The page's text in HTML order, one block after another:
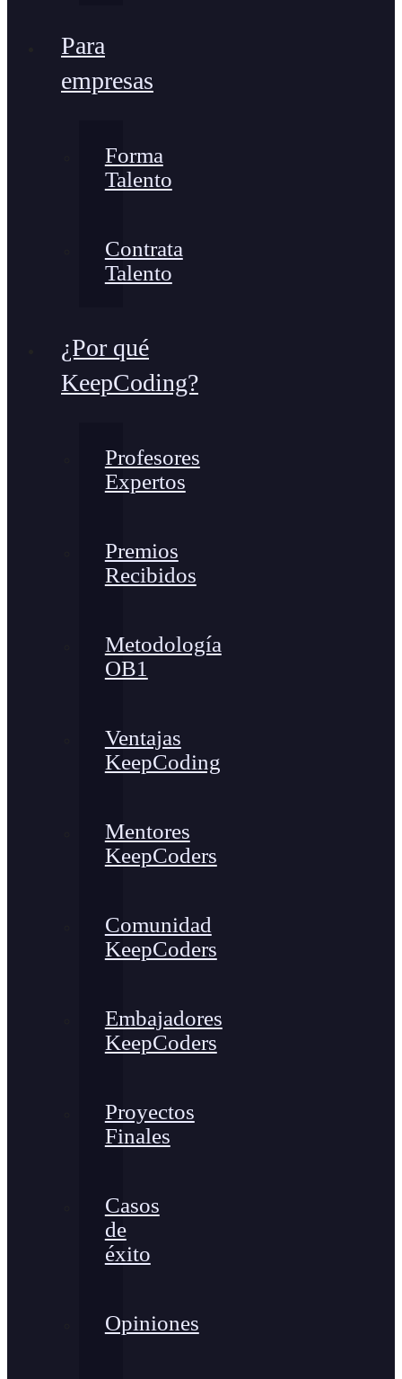
Para
empresas
Forma
Talento
Contrata
Talento
¿Por qué
KeepCoding?
Profesores
Expertos
Premios
Recibidos
Metodología
OB1
Ventajas
KeepCoding
Mentores
KeepCoders
Comunidad
KeepCoders
Embajadores
KeepCoders
Proyectos
Finales
Casos
de
éxito
Opiniones